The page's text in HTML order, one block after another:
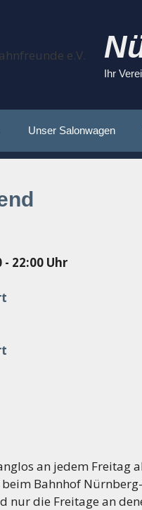
Ihr
Unser Salonwagen
- 22:00 Uhr
an jedem Freitag
Bahnhof
nur die Freitage an